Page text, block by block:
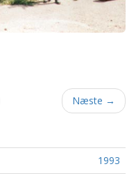
Næste →
1993